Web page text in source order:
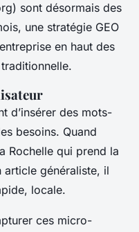
sont désormais des
une stratégie GEO
en haut des
d’insérer des mots-
besoins. Quand
Rochelle qui prend la
article généraliste, il
locale.
ces micro-